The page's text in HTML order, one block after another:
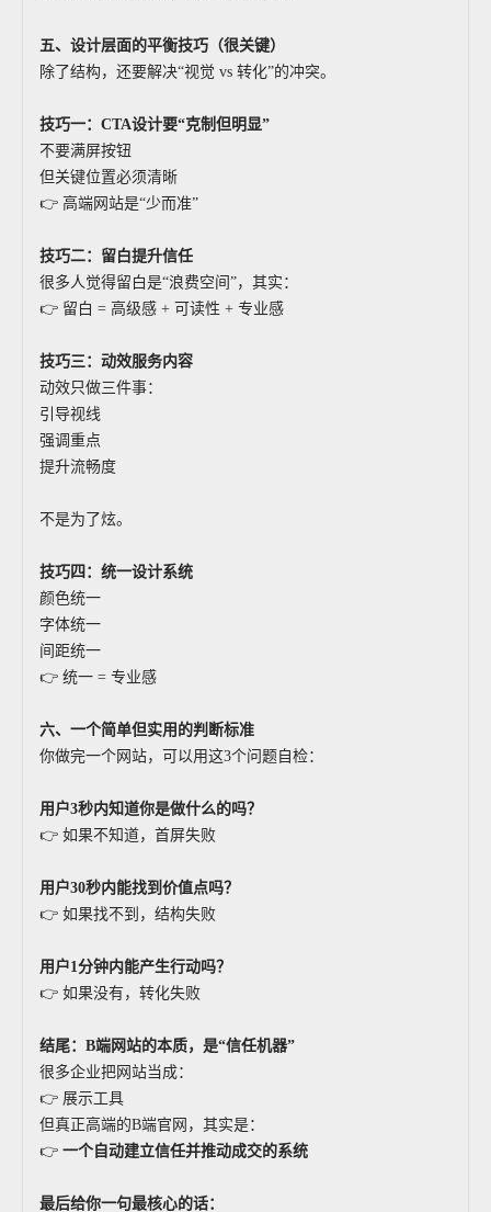
五、设计层面的平衡技巧（很关键）
除了结构，还要解决“视觉 vs 转化”的冲突。
技巧一：CTA设计要“克制但明显”
不要满屏按钮
但关键位置必须清晰
👉 高端网站是“少而准”
技巧二：留白提升信任
很多人觉得留白是“浪费空间”，其实：
👉 留白 = 高级感 + 可读性 + 专业感
技巧三：动效服务内容
动效只做三件事：
引导视线
强调重点
提升流畅度
不是为了炫。
技巧四：统一设计系统
颜色统一
字体统一
间距统一
👉 统一 = 专业感
六、一个简单但实用的判断标准
你做完一个网站，可以用这3个问题自检：
用户3秒内知道你是做什么的吗？
👉 如果不知道，首屏失败
用户30秒内能找到价值点吗？
👉 如果找不到，结构失败
用户1分钟内能产生行动吗？
👉 如果没有，转化失败
结尾：B端网站的本质，是“信任机器”
很多企业把网站当成：
👉 展示工具
但真正高端的B端官网，其实是：
👉 一个自动建立信任并推动成交的系统
最后给你一句最核心的话：